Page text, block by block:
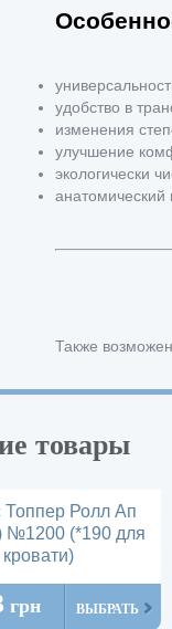
удобство в
изменения
улучшение
экологически
анатомический
Также
товары
Топпер Ролл Ап
№1200 (*190 для
кровати)
грн ВЫБРАТЬ